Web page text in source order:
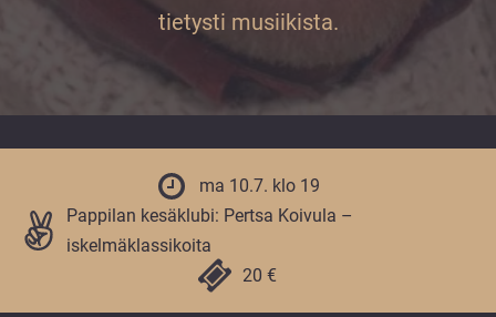
tietysti musiikista.
ma 10.7. klo 19
Pappilan kesäklubi: Pertsa Koivula –
iskelmäklassikoita
20 €